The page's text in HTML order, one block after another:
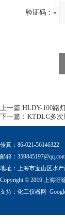
验证码：
上一篇:HLDY-100路
下一篇： KTDLC多次
传真：86-021-56146322
邮箱：
地址：上海市宝山区水产
Copyright © 2019 上海旺
支持： 化工仪器网